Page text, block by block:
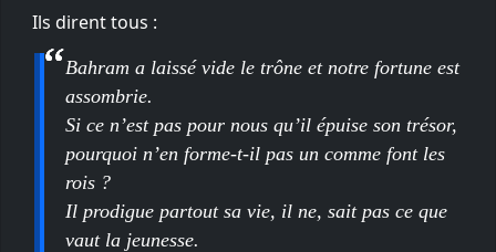
Ils dirent tous :
Bahram a laissé vide le trône et notre fortune est
assombrie.
Si ce n’est pas pour nous qu’il épuise son trésor,
pourquoi n’en forme-t-il pas un comme font les
rois ?
Il prodigue partout sa vie, il ne, sait pas ce que
vaut la jeunesse.